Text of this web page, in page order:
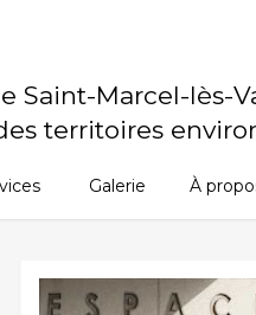
Saint-Marcel-lès-
territoires
Galerie À